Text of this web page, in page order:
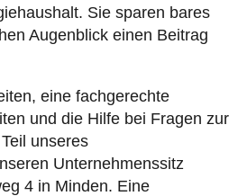
Sie sparen bares
Augenblick einen Beitrag
eine fachgerechte
und die Hilfe bei Fragen zur
unseres
Unternehmenssitz
4 in Minden. Eine